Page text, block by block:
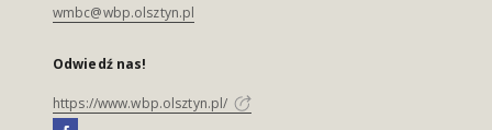
wmbc@wbp.olsztyn.pl
Odwiedź nas!
https://www.wbp.olsztyn.pl/